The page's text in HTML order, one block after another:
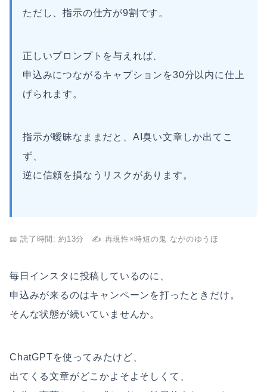
ただし、指示の仕方が9割です。
正しいプロンプトを与えれば、
申込みにつながるキャプションを30分以内に仕上
げられます。
指示が曖昧なままだと、AI臭い文章しか出てこ
ず、
逆に信頼を損なうリスクがあります。
📖 読了時間: 約13分 ✍️ 再現性×時短の鬼 ながのゆうほ
毎日インスタに投稿しているのに、
申込みが来るのはキャンペーンを打ったときだけ。
そんな状態が続いていませんか。
ChatGPTを使ってみたけど、
出てくる文章がどこかよそよそしくて、